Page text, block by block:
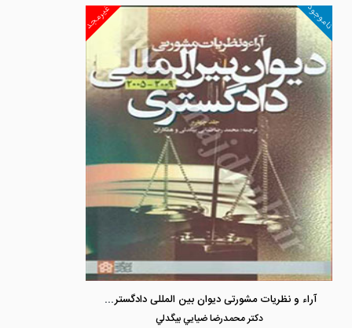
غیرمجد ناموجود
آراء و نظریات مشورتی دیوان بین المللی دادگستری جلد 4
دكتر محمدرضا ضيايي بيگدلي